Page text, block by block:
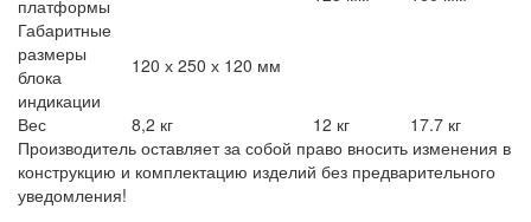
платформы
Габаритные
размеры
блока
индикации
120 х 250 х 120 мм
Вес 8,2 кг 12 кг
17.7 кг
Производитель оставляет за собой право вносить изменения в
конструкцию и комплектацию изделий без предварительного
уведомления!